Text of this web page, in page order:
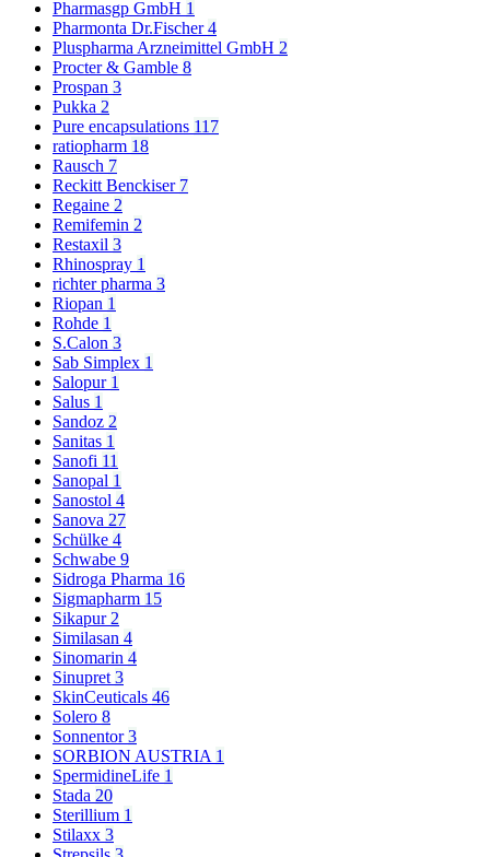
Pharmasgp GmbH 1
Pharmonta Dr.Fischer4
Pluspharma Arzneimittel GmbH 2
Procter & Gamble 8
Prospan 3
Pukka 2
Pure encapsulations 117
ratiopharm 18
Rausch 7
Reckitt Benckiser 7
Regaine 2
Remifemin 2
Restaxil 3
Rhinospray 1
richter pharma 3
Riopan 1
Rohde 1
S.Calon 3
Sab Simplex 1
Salopur 1
Salus 1
Sandoz 2
Sanitas 1
Sanofi 11
Sanopal 1
Sanostol 4
Sanova 27
Schülke 4
Schwabe 9
Sidroga Pharma 16
Sigmapharm 15
Sikapur 2
Similasan 4
Sinomarin 4
Sinupret 3
SkinCeuticals 46
Solero 8
Sonnentor3
SORBION AUSTRIA 1
SpermidineLife 1
Stada 20
Sterillium 1
Stilaxx 3